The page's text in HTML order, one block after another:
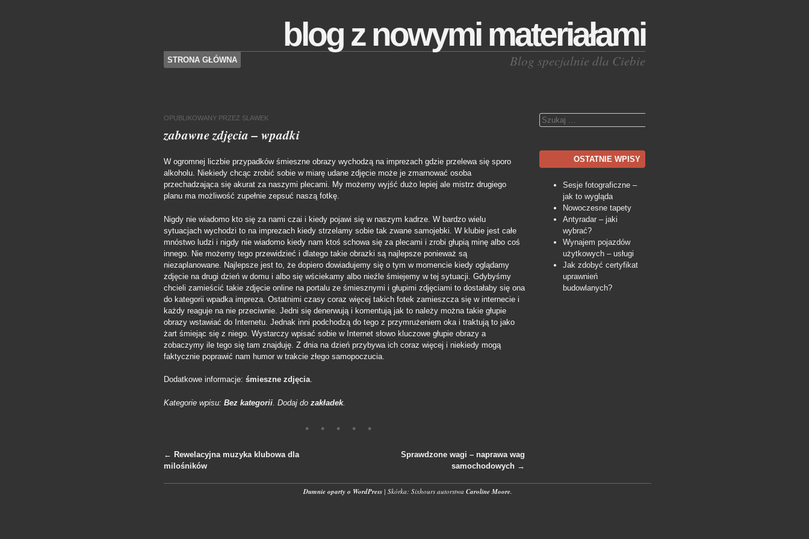
blog z nowymi materiałami
Blog specjalnie dla Ciebie
SKOCZ DO TREŚCI
STRONA GŁÓWNA
OPUBLIKOWANY PRZEZ SLAWEK
zabawne zdjęcia – wpadki
W ogromnej liczbie przypadków śmieszne obrazy wychodzą na imprezach gdzie przelewa się sporo
alkoholu. Niekiedy chcąc zrobić sobie w miarę udane zdjęcie może je zmarnować osoba
przechadzająca się akurat za naszymi plecami. My możemy wyjść dużo lepiej ale mistrz drugiego
planu ma możliwość zupełnie zepsuć naszą fotkę.
Nigdy nie wiadomo kto się za nami czai i kiedy pojawi się w naszym kadrze. W bardzo wielu
sytuacjach wychodzi to na imprezach kiedy strzelamy sobie tak zwane samojebki. W klubie jest całe
mnóstwo ludzi i nigdy nie wiadomo kiedy nam ktoś schowa się za plecami i zrobi głupią minę albo coś
innego. Nie możemy tego przewidzieć i dlatego takie obrazki są najlepsze ponieważ są
niezaplanowane. Najlepsze jest to, że dopiero dowiadujemy się o tym w momencie kiedy oglądamy
zdjęcie na drugi dzień w domu i albo się wściekamy albo nieźle śmiejemy w tej sytuacji. Gdybyśmy
chcieli zamieścić takie zdjęcie online na portalu ze śmiesznymi i głupimi zdjęciami to dostałaby się ona
do kategorii wpadka impreza. Ostatnimi czasy coraz więcej takich fotek zamieszcza się w internecie i
każdy reaguje na nie przeciwnie. Jedni się denerwują i komentują jak to należy można takie głupie
obrazy wstawiać do Internetu. Jednak inni podchodzą do tego z przymrużeniem oka i traktują to jako
żart śmiejąc się z niego. Wystarczy wpisać sobie w Internet słowo kluczowe głupie obrazy a
zobaczymy ile tego się tam znajduję. Z dnia na dzień przybywa ich coraz więcej i niekiedy mogą
faktycznie poprawić nam humor w trakcie złego samopoczucia.
Dodatkowe informacje: śmieszne zdjęcia.
Kategorie wpisu: Bez kategorii . Dodaj do zakładek.
Nawigacja po wpisach
← Rewelacyjna muzyka klubowa dla
milośników
Sprawdzone wagi – naprawa wag
samochodowych →
Szukaj
OSTATNIE WPISY
Sesje fotograficzne –
jak to wygląda
Nowoczesne tapety
Antyradar – jaki
wybrać?
Wynajem pojazdów
użytkowych – usługi
Jak zdobyć certyfikat
uprawnień
budowlanych?
Dumnie oparty o WordPress | Skórka: Sixhours autorstwa Caroline Moore.